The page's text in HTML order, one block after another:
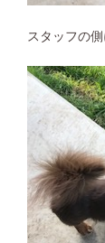
スタッフの